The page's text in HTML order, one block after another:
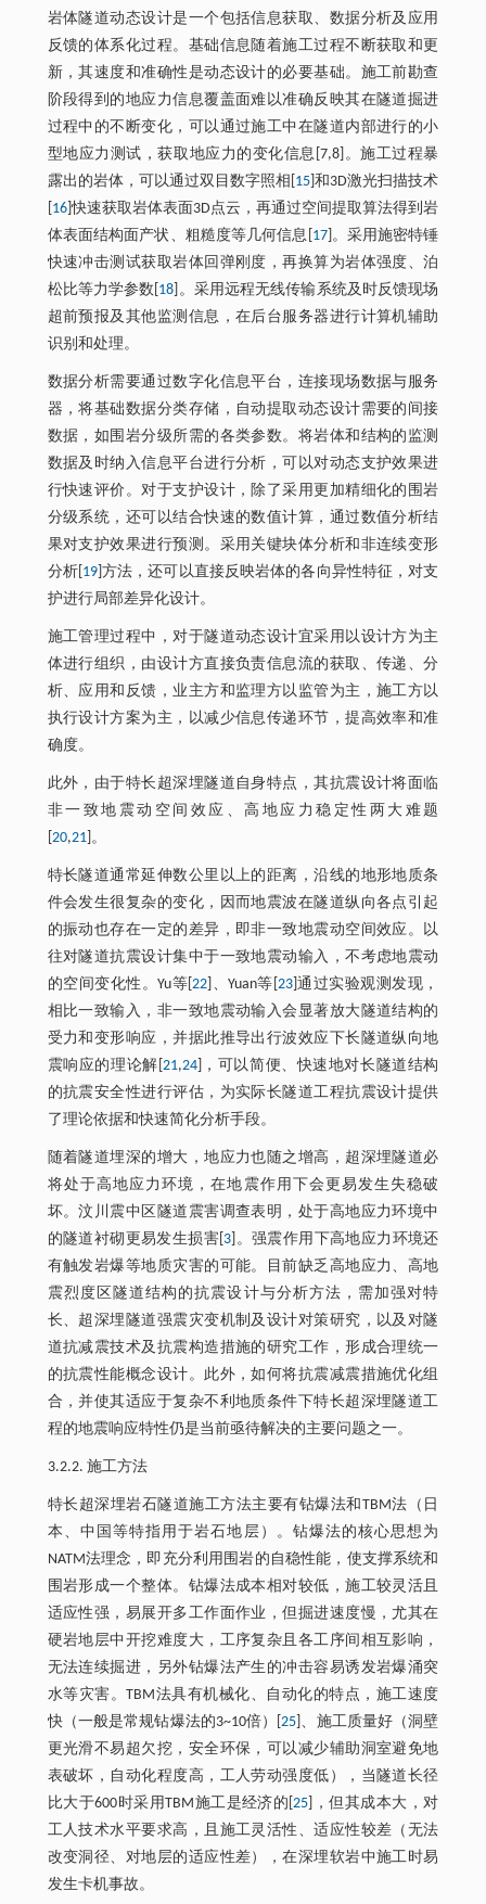
岩体隧道动态设计是一个包括信息获取、数据分析及应用
反馈的体系化过程。基础信息随着施工过程不断获取和更
新，其速度和准确性是动态设计的必要基础。施工前勘查
阶段得到的地应力信息覆盖面难以准确反映其在隧道掘进
过程中的不断变化，可以通过施工中在隧道内部进行的小
型地应力测试，获取地应力的变化信息[7,8]。施工过程暴
露出的岩体，可以通过双目数字照相[ 15 ]和3D激光扫描技术
16]快速获取岩体表面3D点云，再通过空间提取算法得到岩
体表面结构面产状、粗糙度等几何信息[ 17]。采用施密特锤
快速冲击测试获取岩体回弹刚度，再换算为岩体强度、泊
松比等力学参数[ 18 ]。采用远程无线传输系统及时反馈现场
超前预报及其他监测信息，在后台服务器进行计算机辅助
识别和处理。
数据分析需要通过数字化信息平台，连接现场数据与服务
器，将基础数据分类存储，自动提取动态设计需要的间接
数据，如围岩分级所需的各类参数。将岩体和结构的监测
数据及时纳入信息平台进行分析，可以对动态支护效果进
行快速评价。对于支护设计，除了采用更加精细化的围岩
分级系统，还可以结合快速的数值计算，通过数值分析结
果对支护效果进行预测。采用关键块体分析和非连续变形
分析[ 19]方法，还可以直接反映岩体的各向异性特征，对支
护进行局部差异化设计。
施工管理过程中，对于隧道动态设计宜采用以设计方为主
体进行组织，由设计方直接负责信息流的获取、传递、分
析、应用和反馈，业主方和监理方以监管为主，施工方以
执行设计方案为主，以减少信息传递环节，提高效率和准
确度。
此外，由于特长超深埋隧道自身特点，其抗震设计将面临
非一致地震动空间效应、高地应力稳定性两大难题
20,21]。
特长隧道通常延伸数公里以上的距离，沿线的地形地质条
件会发生很复杂的变化，因而地震波在隧道纵向各点引起
的振动也存在一定的差异，即非一致地震动空间效应。以
往对隧道抗震设计集中于一致地震动输入，不考虑地震动
的空间变化性。Yu等[22 ]、Yuan等[ 23]通过实验观测发现，
相比一致输入，非一致地震动输入会显著放大隧道结构的
受力和变形响应，并据此推导出行波效应下长隧道纵向地
震响应的理论解[ 21,24]，可以简便、快速地对长隧道结构
的抗震安全性进行评估，为实际长隧道工程抗震设计提供
了理论依据和快速简化分析手段。
随着隧道埋深的增大，地应力也随之增高，超深埋隧道必
将处于高地应力环境，在地震作用下会更易发生失稳破
坏。汶川震中区隧道震害调查表明，处于高地应力环境中
的隧道衬砌更易发生损害[ 3 ]。强震作用下高地应力环境还
有触发岩爆等地质灾害的可能。目前缺乏高地应力、高地
震烈度区隧道结构的抗震设计与分析方法，需加强对特
长、超深埋隧道强震灾变机制及设计对策研究，以及对隧
道抗减震技术及抗震构造措施的研究工作，形成合理统一
的抗震性能概念设计。此外，如何将抗震减震措施优化组
合，并使其适应于复杂不利地质条件下特长超深埋隧道工
程的地震响应特性仍是当前亟待解决的主要问题之一。
3.2.2. 施工方法
特长超深埋岩石隧道施工方法主要有钻爆法和TBM法（日
本、中国等特指用于岩石地层）。钻爆法的核心思想为
NATM法理念，即充分利用围岩的自稳性能，使支撑系统和
围岩形成一个整体。钻爆法成本相对较低，施工较灵活且
适应性强，易展开多工作面作业，但掘进速度慢，尤其在
硬岩地层中开挖难度大，工序复杂且各工序间相互影响，
无法连续掘进，另外钻爆法产生的冲击容易诱发岩爆涌突
水等灾害。TBM法具有机械化、自动化的特点，施工速度
快（一般是常规钻爆法的3~10倍）[25 ]、施工质量好（洞壁
更光滑不易超欠挖，安全环保，可以减少辅助洞室避免地
表破坏，自动化程度高，工人劳动强度低），当隧道长径
比大于600时采用TBM施工是经济的[25 ]，但其成本大，对
工人技术水平要求高，且施工灵活性、适应性较差（无法
改变洞径、对地层的适应性差），在深埋软岩中施工时易
发生卡机事故。